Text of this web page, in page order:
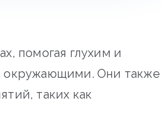
помогая глухим и
окружающими. Они также
таких как